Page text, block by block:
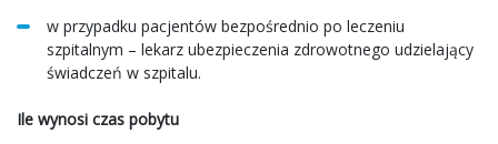
w przypadku pacjentów bezpośrednio po leczeniu
szpitalnym – lekarz ubezpieczenia zdrowotnego udzielający
świadczeń w szpitalu.
Ile wynosi czas pobytu